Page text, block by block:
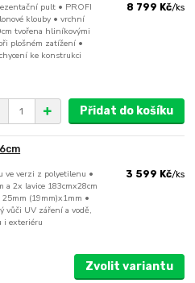
pult • PROFI
klouby • vrchní
tvořena hliníkovými
plošném zatížení •
ke konstrukci
8 799 Kč/ks
Přidat do košíku
ve verzi z polyetilenu •
a 2x lavice 183cmx28cm
(19mm)x1mm •
vůči UV záření a vodě,
i exteriéru
3 599 Kč/ks
Zvolit variantu